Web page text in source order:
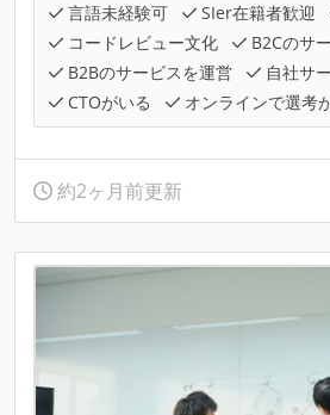
言語未経験可
SIer在籍者歓迎
コードレビュー文化
B2Cのサ
B2Bのサービスを運営
自社サ
CTOがいる
オンラインで選考
約2ヶ月前更新